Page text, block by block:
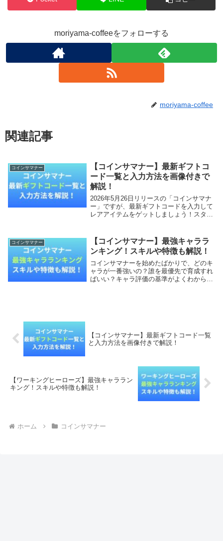
moriyama-coffeeをフォローする
moriyama-coffee
関連記事
コインサマナー
【コインサマナー】最新ギフトコ
ード一覧と入力方法を画像付きで
解説！
2026年5月26日リリースの「コインサマナ
ー」ですが、最新ギフトコードを入力して
レアアイテムをゲットしましょう！スター
ギフトコード一覧と入力方法を画像付きで
解説し...
コインサマナー
【コインサマナー】最強キャララ
ンキング！スキルや特徴も解説！
コインサマナーを始めたばかりで、どのキ
ャラが一番強いの？誰を最優先で育成すれ
ばいい？キャラ評価の基準がよくわからな
【コインサマナー】最新ギフトコード一覧
と入力方法を画像付きで解説！
【ワーキングヒーローズ】最強キャララン
キング！スキルや特徴も解説！
ホーム コインサマナー